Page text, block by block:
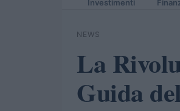
Investimenti
NEWS
La
Guida